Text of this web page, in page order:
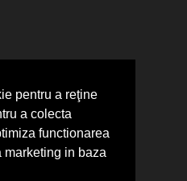
pentru a reţine
a colecta
functionarea
marketing in baza